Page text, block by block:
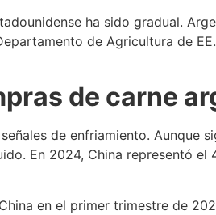
ha sido gradual.
de Agricultura de
de carne
de enfriamiento. Aunque
En 2024, China representó
en el primer trimestre de